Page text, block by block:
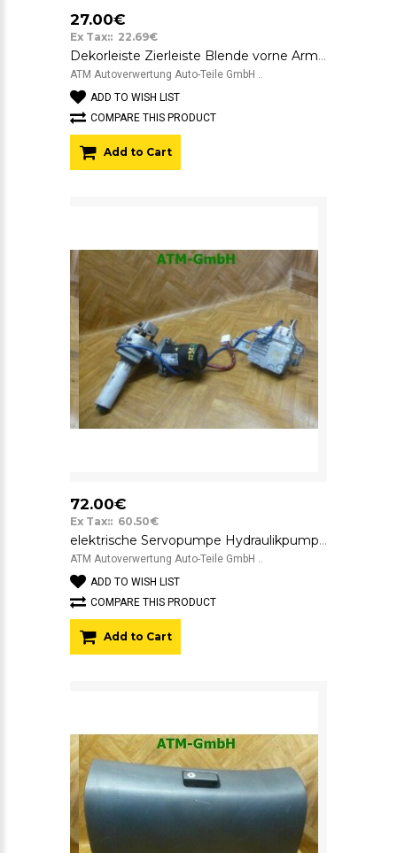
27.00€
Ex Tax:: 22.69€
Dekorleiste Zierleiste Blende vorne Armaturenbrett Toyota Avensis 55475-05010
ATM Autoverwertung Auto-Teile GmbH ..
ADD TO WISH LIST
COMPARE THIS PRODUCT
Add to Cart
72.00€
Ex Tax:: 60.50€
elektrische Servopumpe Hydraulikpumpe Lenkhilfe Toyota Avensis 45200-05240
ATM Autoverwertung Auto-Teile GmbH ..
ADD TO WISH LIST
COMPARE THIS PRODUCT
Add to Cart